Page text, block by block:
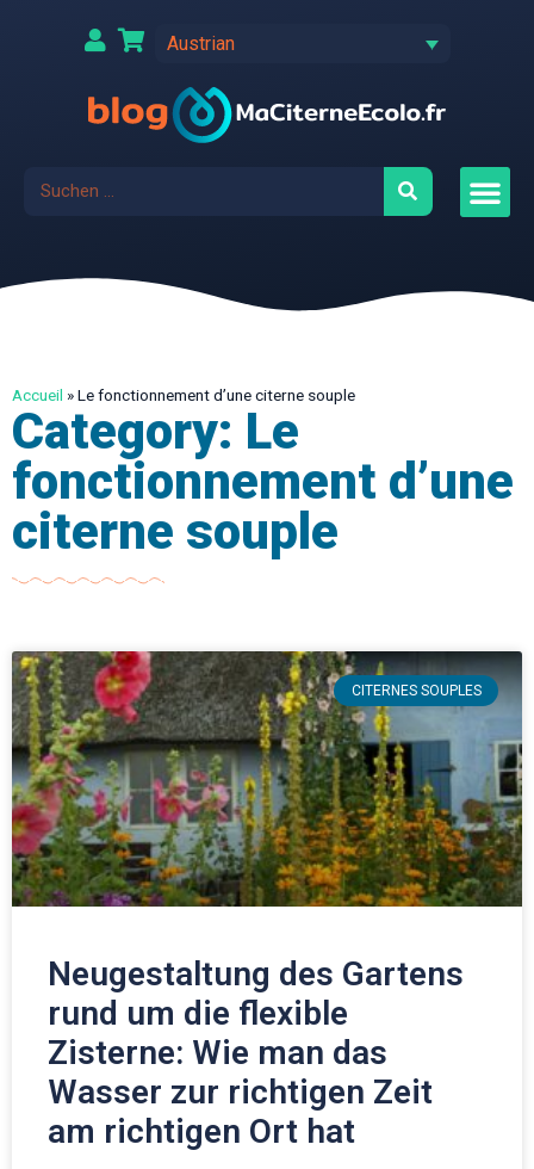
Austrian
Accueil »Le fonctionnement d’une citerne souple
Category: Le
fonctionnement d’une
citerne souple
CITERNES SOUPLES
Neugestaltung des Gartens
rund um die flexible
Zisterne: Wie man das
Wasser zur richtigen Zeit
am richtigen Ort hat